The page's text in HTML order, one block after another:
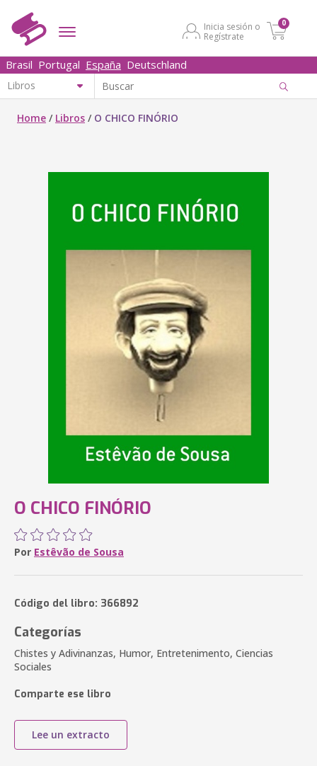
Inicia sesión o
Regístrate
0
Brasil Portugal España Deutschland
Home / Libros / O CHICO FINÓRIO
O CHICO FINÓRIO
Por Estêvão de Sousa
Código del libro: 366892
Categorías
Chistes y Adivinanzas, Humor, Entretenimento, Ciencias
Sociales
Comparte ese libro
Lee un extracto